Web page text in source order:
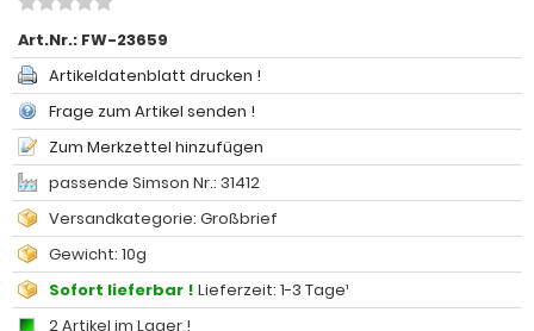
Art.Nr.: FW-23659
Artikeldatenblatt drucken !
Frage zum Artikel senden !
Zum Merkzettel hinzufügen
passende Simson Nr.: 31412
Versandkategorie: Großbrief
Gewicht: 10g
Sofort lieferbar ! Lieferzeit: 1-3 Tage¹
2 Artikel im Lager !